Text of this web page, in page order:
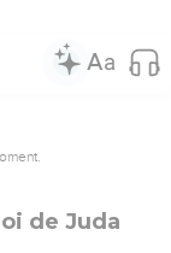
de Juda